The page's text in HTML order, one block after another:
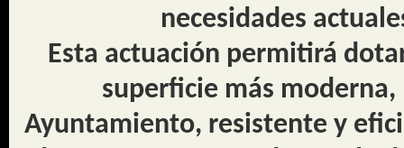
necesidades
Esta actuación permitirá
superficie más moderna,
Ayuntamiento, resistente y